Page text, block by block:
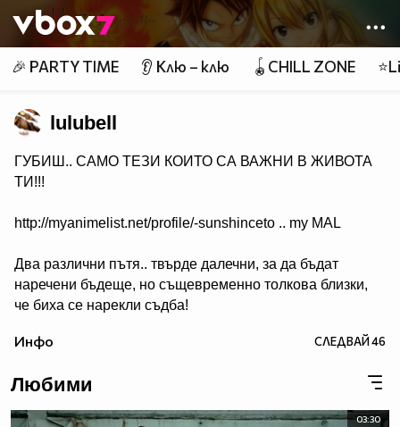
👾
🎉 PARTY TIME 👂 Клю – клю 🪀CHILL ZONE
lulubell
ГУБИШ.. САМО ТЕЗИ КОИТО СА ВАЖНИ В ЖИВОТА
ТИ!!!
http://myanimelist.net/profile/-sunshinceto .. my MAL
Два различни пътя.. твърде далечни, за да бъдат
наречени бъдеще, но същевременно толкова близки,
че биха се нарекли съдба!
Инфо СЛЕДВАЙ46
Любими
03:30